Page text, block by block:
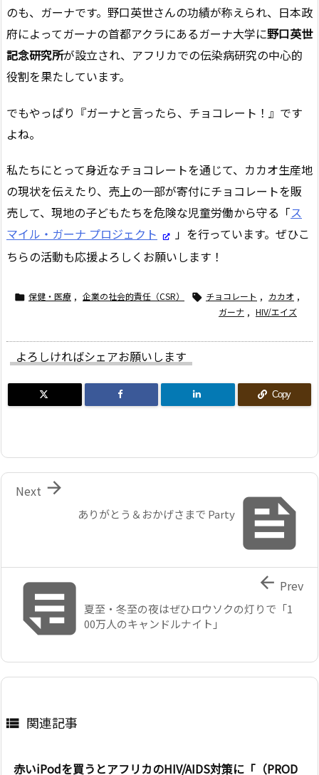
のも、ガーナです。野口英世さんの功績が称えられ、日本政
府によってガーナの首都アクラにあるガーナ大学に野口英世
記念研究所が設立され、アフリカでの伝染病研究の中心的
役割を果たしています。
でもやっぱり『ガーナと言ったら、チョコレート！』です
よね。
私たちにとって身近なチョコレートを通じて、カカオ生産地
の現状を伝えたり、売上の一部が寄付にチョコレートを販
売して、現地の子どもたちを危険な児童労働から守る「ス
マイル・ガーナ プロジェクト
」を行っています。ぜひこ
ちらの活動も応援よろしくお願いします！
 保健・医療 , 企業の社会的責任（CSR）  チョコレート , カカオ ,
ガーナ , HIV/エイズ
よろしければシェアお願いします
Copy

ありがとう＆おかげさまで Party

Next
夏至・冬至の夜はぜひロウソクの灯りで「1
00万人のキャンドルナイト」
 Prev
 関連記事
赤いiPodを買うとアフリカのHIV/AIDS対策に「（PROD